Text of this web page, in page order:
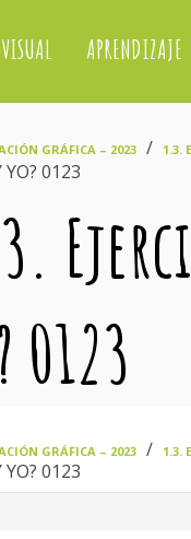
APRENDIZAJE
GRÁFICA – 2023 1.3.
YO? 0123
0123
GRÁFICA – 2023 1.3.
YO? 0123